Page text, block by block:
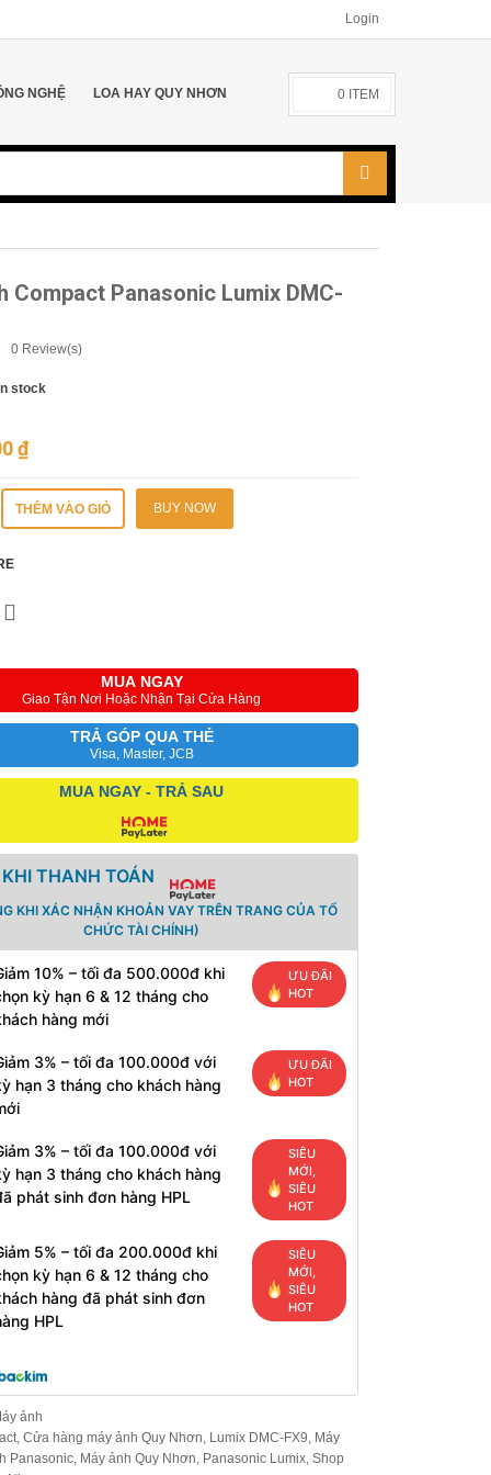
Login
NGHỆ LOA HAY QUY NHƠN 0 ITEM
Compact Panasonic Lumix DMC-
0Review(s)
stock
₫
THÊM VÀO GIỎ BUY NOW
MUA NGAY
Giao Tận Nơi Hoặc Nhận Tại Cửa Hàng
TRẢ GÓP QUA THẺ
Visa, Master, JCB
MUA NGAY - TRẢ SAU
THANH TOÁN
KHI XÁC NHẬN KHOẢN VAY TRÊN TRANG CỦA TỔ
CHỨC TÀI CHÍNH)
10% – tối đa 500.000đ khi
kỳ hạn 6 & 12 tháng cho
hàng mới
ƯU ĐÃI
HOT
3% – tối đa 100.000đ với
hạn 3 tháng cho khách hàng
ƯU ĐÃI
HOT
3% – tối đa 100.000đ với
hạn 3 tháng cho khách hàng
phát sinh đơn hàng HPL
SIÊU
MỚI,
SIÊU
HOT
5% – tối đa 200.000đ khi
kỳ hạn 6 & 12 tháng cho
hàng đã phát sinh đơn
HPL
SIÊU
MỚI,
SIÊU
HOT
ảnh
, Cửa hàng máy ảnh Quy Nhơn Lumix DMC-FX9 Máy
Panasonic, Máy ảnh Quy Nhơn Panasonic Lumix, Shop